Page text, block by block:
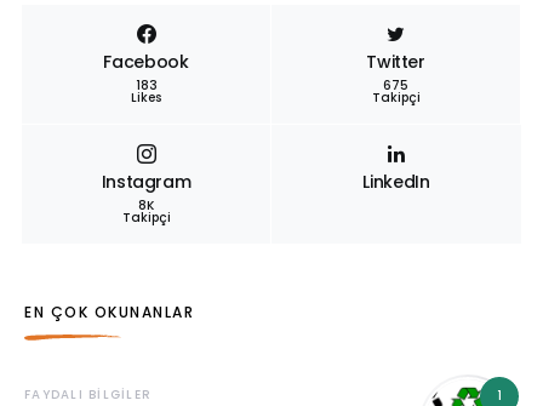
Facebook
183
Likes
Twitter
675
Takipçi
Instagram
8K
Takipçi
LinkedIn
EN ÇOK OKUNANLAR
1
FAYDALI BILGILER